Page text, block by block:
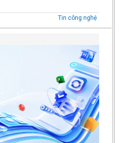
Tin công nghệ